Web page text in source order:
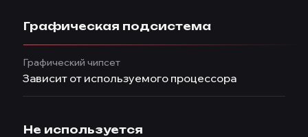
Графическая подсистема
Графический чипсет
Зависит от используемого процессора
Не используется